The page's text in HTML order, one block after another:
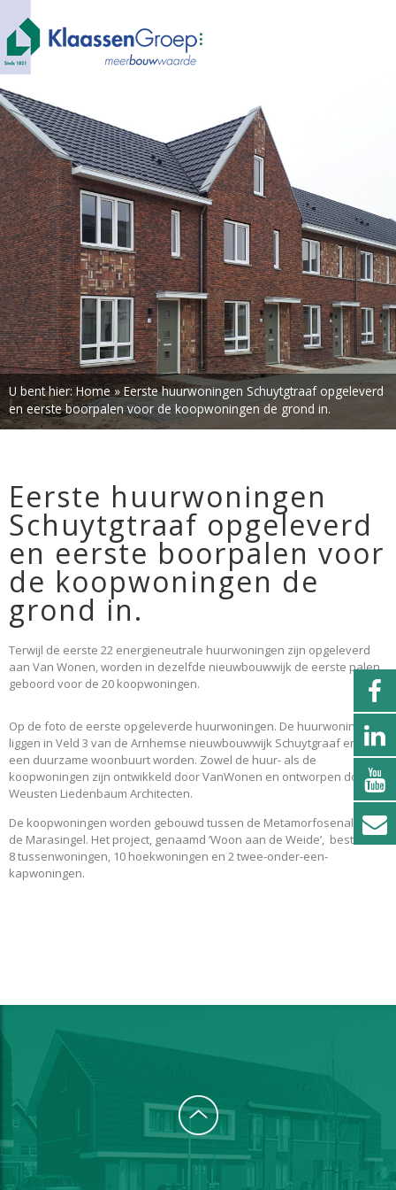
U bent hier:Home» Eerste huurwoningen Schuytgtraaf opgeleverd
en eerste boorpalen voor de koopwoningen de grond in.
Eerste huurwoningen
Schuytgtraaf opgeleverd
en eerste boorpalen voor
de koopwoningen de
grond in.
Terwijl de eerste 22 energieneutrale huurwoningen zijn opgeleverd
aan Van Wonen, worden in dezelfde nieuwbouwwijk de eerste palen
geboord voor de 20 koopwoningen.
Op de foto de eerste opgeleverde huurwoningen. De huurwoningen
liggen in Veld 3 van de Arnhemse nieuwbouwwijk Schuytgraaf en zal
een duurzame woonbuurt worden. Zowel de huur- als de
koopwoningen zijn ontwikkeld door VanWonen en ontworpen door
Weusten Liedenbaum Architecten.
De koopwoningen worden gebouwd tussen de Metamorfosenallee en
de Marasingel. Het project, genaamd ‘Woon aan de Weide’, bestaat uit
8 tussenwoningen, 10 hoekwoningen en 2 twee-onder-een-
kapwoningen.